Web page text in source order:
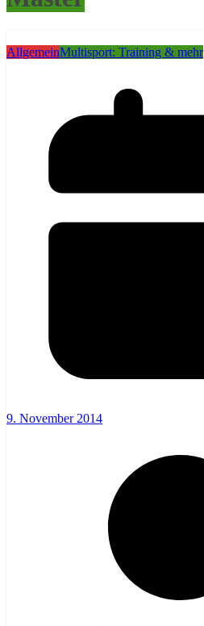
AllgemeinMultisport: Training & mehr
9. November 2014